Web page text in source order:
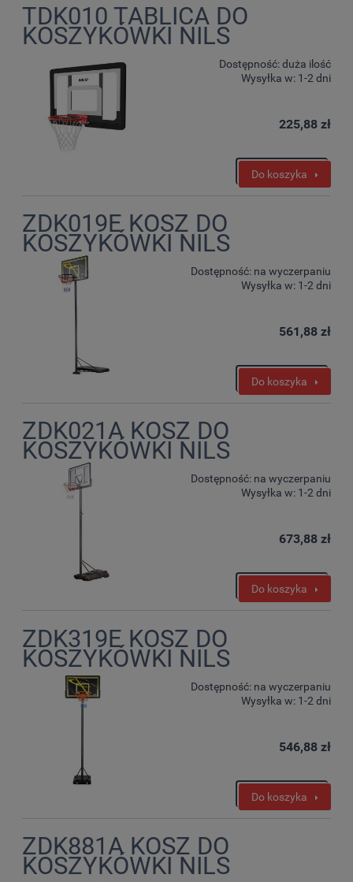
TDK010 TABLICA DO
KOSZYKÓWKI NILS
Dostępność:duża ilość
Wysyłka w: 1-2 dni
225,88 zł
Do koszyka
ZDK019E KOSZ DO
KOSZYKÓWKI NILS
Dostępność: na wyczerpaniu
Wysyłka w: 1-2 dni
561,88 zł
Do koszyka
ZDK021A KOSZ DO
KOSZYKÓWKI NILS
Dostępność: na wyczerpaniu
Wysyłka w: 1-2 dni
673,88 zł
Do koszyka
ZDK319E KOSZ DO
KOSZYKÓWKI NILS
Dostępność: na wyczerpaniu
Wysyłka w: 1-2 dni
546,88 zł
Do koszyka
ZDK881A KOSZ DO
KOSZYKÓWKI NILS